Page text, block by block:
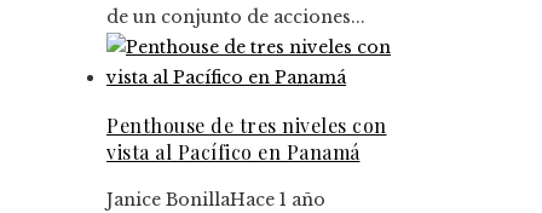
de un conjunto de acciones...
Penthouse de tres niveles con
vista al Pacífico en Panamá
Janice BonillaHace 1 año